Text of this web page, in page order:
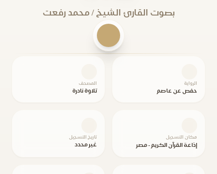
بصوت القارئ الشيخ / محمد رفعت
الرواية
حفص عن عاصم
المصحف
تلاوة نادرة
مكان التسجيل
إذاعة القرآن الكريم - مصر
تاريخ التسجيل
غير محدد